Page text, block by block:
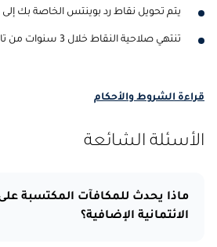
يتم تحويل نقاط رد بوينتس الخاصة بك إلى
تنتهي صلاحية النقاط خلال 3 سنوات من تاريخ اكتسابها
قراءة الشروط والأحكام
الأسئلة الشائعة
ماذا يحدث للمكافآت المكتسبة
الائتمانية الإضافية؟